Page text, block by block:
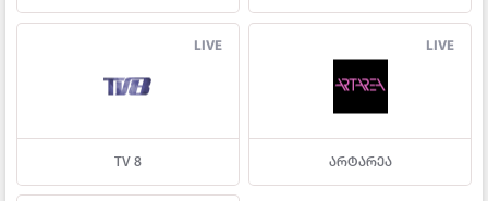
LIVE
TV 8
LIVE
არტარეა